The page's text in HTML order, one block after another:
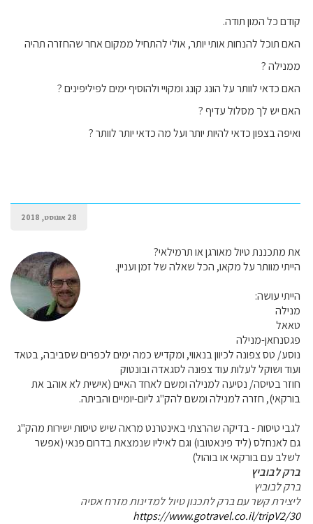
קודם כל המון תודה.
האם תוכל להנחות אותי יותר, אולי להתחיל ממקום אחר שהחזרה תהיה
ממנילה ?
האם כדאי לוותר על הונג קונג ומקויי ולהוסיף ימים לפיליפינים ?
האם יש לך מסלול עדיף ?
ואיפה בצפון כדאי להיות יותר ועל מה כדאי יותר לוותר ?
28 אוגוסט, 2018
את מתכננת טיול מאורגן או תרמילאי?
הייתי מוותר על מקאו, הכל שאלה של זמן ועניין.
הייתי עושה:
מנילה
טאאל
פגסנחאן-מנילה
נוסע/ טס צפונה לכיוון בנאווי, ומקדיש כמה ימים לכפרים שסביבה, בטאד
ועוד ושוקל לעלות עוד צפונה לסגאדה ובונטוק
חוזר בטיסה/ נסיעה למנילה ומשם לאחד האיים (אישית לא אוהב את
בורקאי), חזרה למנילה ומשם להק"ג ליום-יומיים והביתה.
לגבי טיסות - בדיקה שהרצתי באינטרנט מראה שיש טיסות ישירות מהק"ג
גם לאנחלס (ליד פינאטובו) וגם לאיליו שנמצאת בדרום פנאי (אפשר
לשלב עם בורקאי או בוהול)
ברק לבוביץ
ברק לבוביץ
ליצירת קשר עם ברק לתכנון טיול למדינות מזרח אסיה
https://www.gotravel.co.il/tripV2/30